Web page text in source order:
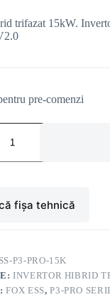
trifazat 15kW.
pre-comenzi
fișa tehnică
P3-PRO-15K
INVERTOR HIBRID
FOX ESS,P3-PRO